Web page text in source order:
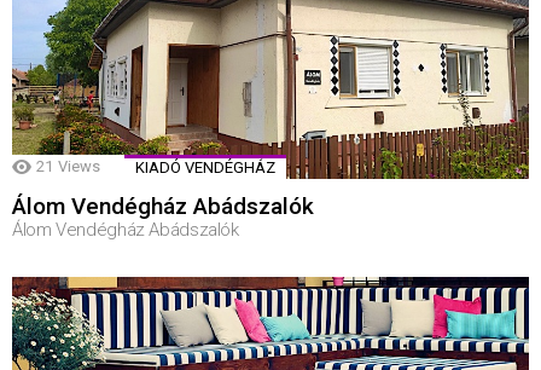
21 Views KIADÓ VENDÉGHÁZ
Álom Vendégház Abádszalók
Álom Vendégház Abádszalók